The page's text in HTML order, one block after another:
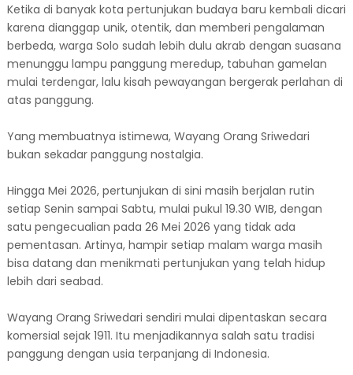
Ketika di banyak kota pertunjukan budaya baru kembali dicari
karena dianggap unik, otentik, dan memberi pengalaman
berbeda, warga Solo sudah lebih dulu akrab dengan suasana
menunggu lampu panggung meredup, tabuhan gamelan
mulai terdengar, lalu kisah pewayangan bergerak perlahan di
atas panggung.
Yang membuatnya istimewa, Wayang Orang Sriwedari
bukan sekadar panggung nostalgia.
Hingga Mei 2026, pertunjukan di sini masih berjalan rutin
setiap Senin sampai Sabtu, mulai pukul 19.30 WIB, dengan
satu pengecualian pada 26 Mei 2026 yang tidak ada
pementasan. Artinya, hampir setiap malam warga masih
bisa datang dan menikmati pertunjukan yang telah hidup
lebih dari seabad.
Wayang Orang Sriwedari sendiri mulai dipentaskan secara
komersial sejak 1911. Itu menjadikannya salah satu tradisi
panggung dengan usia terpanjang di Indonesia.